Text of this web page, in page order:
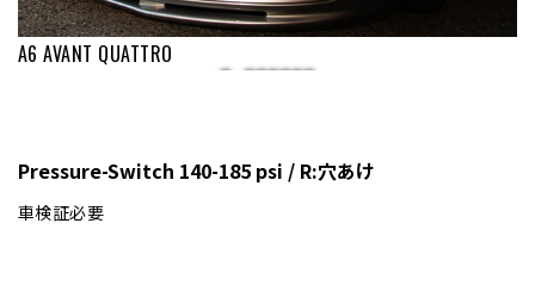
A6 AVANT QUATTRO
Pressure-Switch 140-185 psi / R:穴あけ
車検証必要